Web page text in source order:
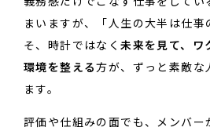
まいますが、「人生の大半は仕事
そ、時計ではなく未来を見て、ワ
環境を整える方が、ずっと素敵な
ます。
評価や仕組みの面でも、メンバー